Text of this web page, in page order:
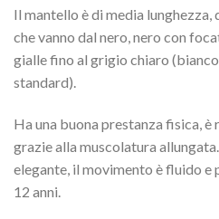
Il mantello è di media
che vanno dal nero, nero con
gialle fino al grigio chiaro
standard).
Ha una buona prestanza fisica, è
grazie alla muscolatura
elegante, il movimento è fluido e
12 anni.